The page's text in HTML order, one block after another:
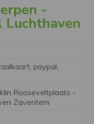
-
Luchthaven
paypal,
Rooseveltplaats -
Zaventem